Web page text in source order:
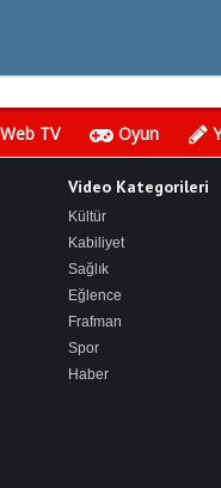
Web TV Oyun
Video Kategorileri
Kültür
Kabiliyet
Sağlık
Eğlence
Frafman
Spor
Haber